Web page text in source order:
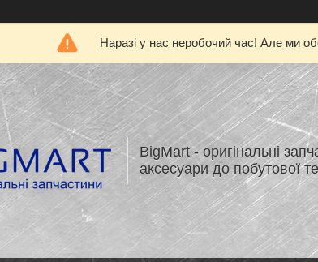
Наразі у нас неробочий час! Але ми
BigMart - оригінальні
аксесуари до побутової